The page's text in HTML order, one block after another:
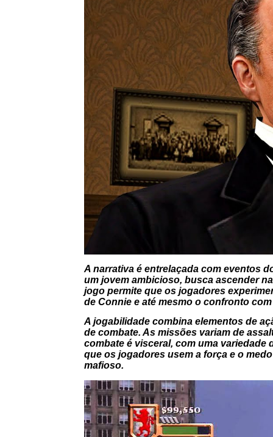
A narrativa é entrelaçada com eventos
um jovem ambicioso, busca ascender
jogo permite que os jogadores
de Connie e até mesmo o confronto
A jogabilidade combina elementos de
de combate. As missões variam de
combate é visceral, com uma variedade
que os jogadores usem a força e o
mafioso.